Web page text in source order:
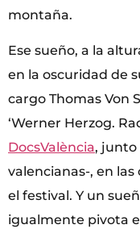
montaña.
Ese sueño, a la
en la oscuridad de
cargo Thomas Von
‘Werner Herzog.
DocsValència, junto
valencianas-, en
el festival. Y un
igualmente pivota